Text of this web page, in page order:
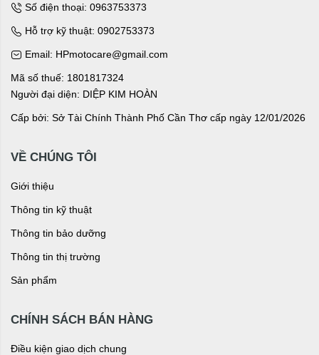
Số điện thoại: 0963753373
Hỗ trợ kỹ thuật: 0902753373
Email: HPmotocare@gmail.com
Mã số thuế: 1801817324
Người đại diện: DIỆP KIM HOÀN
Cấp bởi: Sở Tài Chính Thành Phố Cần Thơ cấp ngày 12/01/2026
VỀ CHÚNG TÔI
Giới thiệu
Thông tin kỹ thuật
Thông tin bảo dưỡng
Thông tin thị trường
Sản phẩm
CHÍNH SÁCH BÁN HÀNG
Điều kiện giao dịch chung